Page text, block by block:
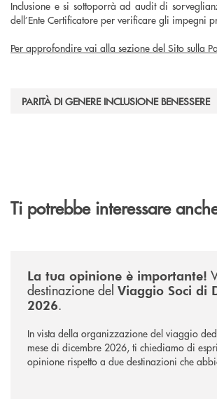
Inclusione e si sottoporrà ad audit di
dell’Ente Certificatore per verificare gli impegni
Per approfondire vai alla sezione del Sito sulla
PARITÀ DI GENERE INCLUSIONE BENESSERE
Ti potrebbe interessare
La tua opinione è importante!
destinazione del Viaggio Soci di
2026.
In vista della organizzazione del viaggio
mese di dicembre 2026, ti chiediamo di
opinione rispetto a due destinazioni che